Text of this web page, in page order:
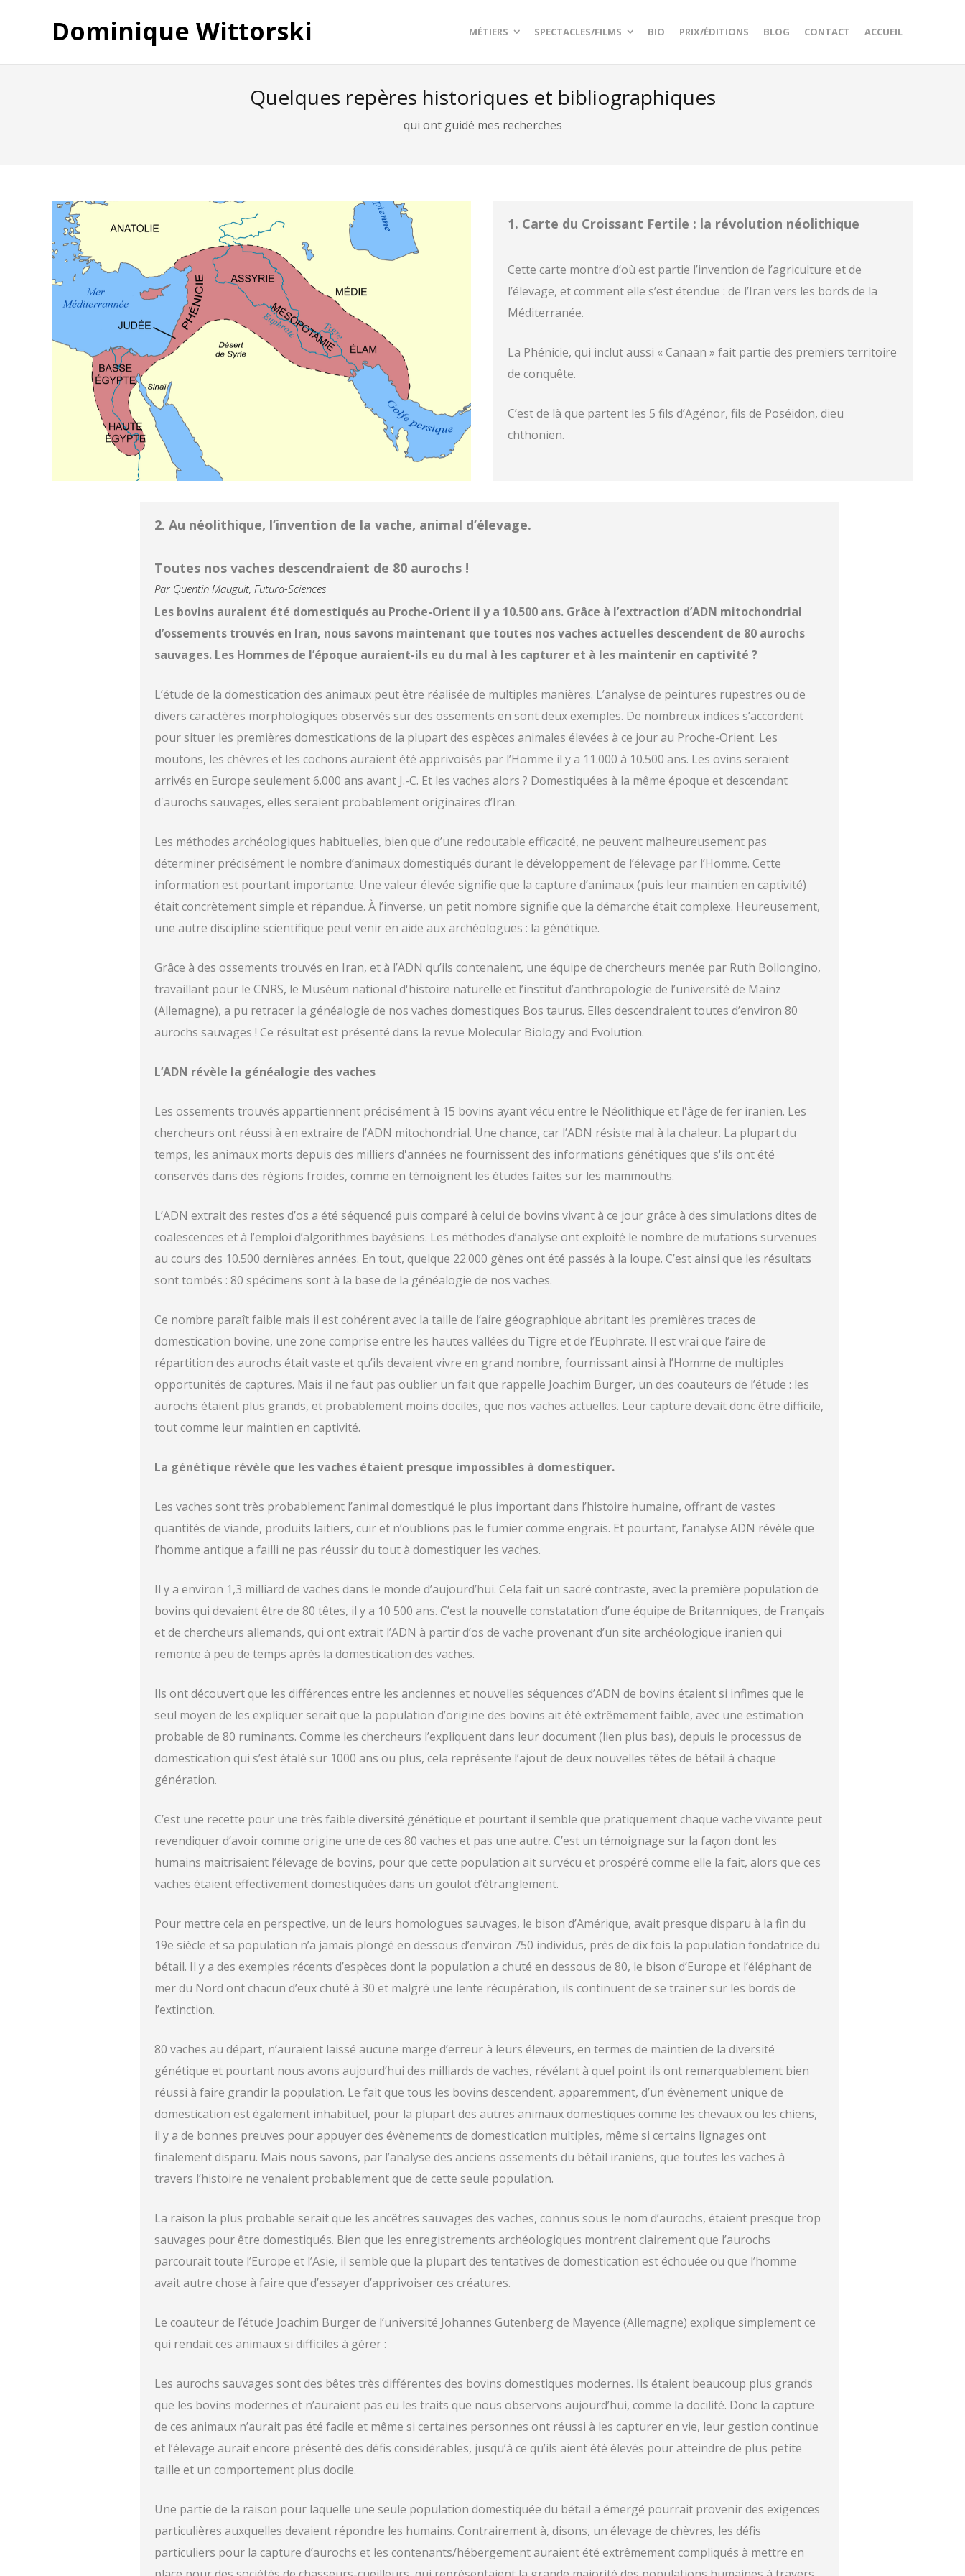
Dominique Wittorski MÉTIERS SPECTACLES/FILMS BIO PRIX/ÉDITIONS BLOG CONTACT ACCUEIL
Quelques repères historiques et bibliographiques
qui ont guidé mes recherches
1. Carte du Croissant Fertile : la révolution néolithique
Cette carte montre d’où est partie l’invention de l’agriculture et de
l’élevage, et comment elle s’est étendue : de l’Iran vers les bords de la
Méditerranée.
La Phénicie, qui inclut aussi « Canaan » fait partie des premiers territoire
de conquête.
C’est de là que partent les 5 fils d’Agénor, fils de Poséidon, dieu
chthonien.
2. Au néolithique, l’invention de la vache, animal d’élevage.
Toutes nos vaches descendraient de 80 aurochs !
Par Quentin Mauguit, Futura-Sciences
Les bovins auraient été domestiqués au Proche-Orient il y a 10.500 ans. Grâce à l’extraction d’ADN mitochondrial
d’ossements trouvés en Iran, nous savons maintenant que toutes nos vaches actuelles descendent de 80 aurochs
sauvages. Les Hommes de l’époque auraient-ils eu du mal à les capturer et à les maintenir en captivité ?
L’étude de la domestication des animaux peut être réalisée de multiples manières. L’analyse de peintures rupestres ou de
divers caractères morphologiques observés sur des ossements en sont deux exemples. De nombreux indices s’accordent
pour situer les premières domestications de la plupart des espèces animales élevées à ce jour au Proche-Orient. Les
moutons, les chèvres et les cochons auraient été apprivoisés par l’Homme il y a 11.000 à 10.500 ans. Les ovins seraient
arrivés en Europe seulement 6.000 ans avant J.-C. Et les vaches alors ? Domestiquées à la même époque et descendant
d'aurochs sauvages, elles seraient probablement originaires d’Iran.
Les méthodes archéologiques habituelles, bien que d’une redoutable efficacité, ne peuvent malheureusement pas
déterminer précisément le nombre d’animaux domestiqués durant le développement de l’élevage par l’Homme. Cette
information est pourtant importante. Une valeur élevée signifie que la capture d’animaux (puis leur maintien en captivité)
était concrètement simple et répandue. À l’inverse, un petit nombre signifie que la démarche était complexe. Heureusement,
une autre discipline scientifique peut venir en aide aux archéologues : la génétique.
Grâce à des ossements trouvés en Iran, et à l’ADN qu’ils contenaient, une équipe de chercheurs menée par Ruth Bollongino,
travaillant pour le CNRS, le Muséum national d'histoire naturelle et l’institut d’anthropologie de l’université de Mainz
(Allemagne), a pu retracer la généalogie de nos vaches domestiques Bos taurus. Elles descendraient toutes d’environ 80
aurochs sauvages ! Ce résultat est présenté dans la revue Molecular Biology and Evolution.
L’ADN révèle la généalogie des vaches
Les ossements trouvés appartiennent précisément à 15 bovins ayant vécu entre le Néolithique et l'âge de fer iranien. Les
chercheurs ont réussi à en extraire de l’ADN mitochondrial. Une chance, car l’ADN résiste mal à la chaleur. La plupart du
temps, les animaux morts depuis des milliers d'années ne fournissent des informations génétiques que s'ils ont été
conservés dans des régions froides, comme en témoignent les études faites sur les mammouths.
L’ADN extrait des restes d’os a été séquencé puis comparé à celui de bovins vivant à ce jour grâce à des simulations dites de
coalescences et à l’emploi d’algorithmes bayésiens. Les méthodes d’analyse ont exploité le nombre de mutations survenues
au cours des 10.500 dernières années. En tout, quelque 22.000 gènes ont été passés à la loupe. C’est ainsi que les résultats
sont tombés : 80 spécimens sont à la base de la généalogie de nos vaches.
Ce nombre paraît faible mais il est cohérent avec la taille de l’aire géographique abritant les premières traces de
domestication bovine, une zone comprise entre les hautes vallées du Tigre et de l’Euphrate. Il est vrai que l’aire de
répartition des aurochs était vaste et qu’ils devaient vivre en grand nombre, fournissant ainsi à l’Homme de multiples
opportunités de captures. Mais il ne faut pas oublier un fait que rappelle Joachim Burger, un des coauteurs de l’étude : les
aurochs étaient plus grands, et probablement moins dociles, que nos vaches actuelles. Leur capture devait donc être difficile,
tout comme leur maintien en captivité.
La génétique révèle que les vaches étaient presque impossibles à domestiquer.
Les vaches sont très probablement l’animal domestiqué le plus important dans l’histoire humaine, offrant de vastes
quantités de viande, produits laitiers, cuir et n’oublions pas le fumier comme engrais. Et pourtant, l’analyse ADN révèle que
l’homme antique a failli ne pas réussir du tout à domestiquer les vaches.
Il y a environ 1,3 milliard de vaches dans le monde d’aujourd’hui. Cela fait un sacré contraste, avec la première population de
bovins qui devaient être de 80 têtes, il y a 10 500 ans. C’est la nouvelle constatation d’une équipe de Britanniques, de Français
et de chercheurs allemands, qui ont extrait l’ADN à partir d’os de vache provenant d’un site archéologique iranien qui
remonte à peu de temps après la domestication des vaches.
Ils ont découvert que les différences entre les anciennes et nouvelles séquences d’ADN de bovins étaient si infimes que le
seul moyen de les expliquer serait que la population d’origine des bovins ait été extrêmement faible, avec une estimation
probable de 80 ruminants. Comme les chercheurs l’expliquent dans leur document (lien plus bas), depuis le processus de
domestication qui s’est étalé sur 1000 ans ou plus, cela représente l’ajout de deux nouvelles têtes de bétail à chaque
génération.
C’est une recette pour une très faible diversité génétique et pourtant il semble que pratiquement chaque vache vivante peut
revendiquer d’avoir comme origine une de ces 80 vaches et pas une autre. C’est un témoignage sur la façon dont les
humains maitrisaient l’élevage de bovins, pour que cette population ait survécu et prospéré comme elle la fait, alors que ces
vaches étaient effectivement domestiquées dans un goulot d’étranglement.
Pour mettre cela en perspective, un de leurs homologues sauvages, le bison d’Amérique, avait presque disparu à la fin du
19e siècle et sa population n’a jamais plongé en dessous d’environ 750 individus, près de dix fois la population fondatrice du
bétail. Il y a des exemples récents d’espèces dont la population a chuté en dessous de 80, le bison d’Europe et l’éléphant de
mer du Nord ont chacun d’eux chuté à 30 et malgré une lente récupération, ils continuent de se trainer sur les bords de
l’extinction.
80 vaches au départ, n’auraient laissé aucune marge d’erreur à leurs éleveurs, en termes de maintien de la diversité
génétique et pourtant nous avons aujourd’hui des milliards de vaches, révélant à quel point ils ont remarquablement bien
réussi à faire grandir la population. Le fait que tous les bovins descendent, apparemment, d’un évènement unique de
domestication est également inhabituel, pour la plupart des autres animaux domestiques comme les chevaux ou les chiens,
il y a de bonnes preuves pour appuyer des évènements de domestication multiples, même si certains lignages ont
finalement disparu. Mais nous savons, par l’analyse des anciens ossements du bétail iraniens, que toutes les vaches à
travers l’histoire ne venaient probablement que de cette seule population.
La raison la plus probable serait que les ancêtres sauvages des vaches, connus sous le nom d’aurochs, étaient presque trop
sauvages pour être domestiqués. Bien que les enregistrements archéologiques montrent clairement que l’aurochs
parcourait toute l’Europe et l’Asie, il semble que la plupart des tentatives de domestication est échouée ou que l’homme
avait autre chose à faire que d’essayer d’apprivoiser ces créatures.
Le coauteur de l’étude Joachim Burger de l’université Johannes Gutenberg de Mayence (Allemagne) explique simplement ce
qui rendait ces animaux si difficiles à gérer :
Les aurochs sauvages sont des bêtes très différentes des bovins domestiques modernes. Ils étaient beaucoup plus grands
que les bovins modernes et n’auraient pas eu les traits que nous observons aujourd’hui, comme la docilité. Donc la capture
de ces animaux n’aurait pas été facile et même si certaines personnes ont réussi à les capturer en vie, leur gestion continue
et l’élevage aurait encore présenté des défis considérables, jusqu’à ce qu’ils aient été élevés pour atteindre de plus petite
taille et un comportement plus docile.
Une partie de la raison pour laquelle une seule population domestiquée du bétail a émergé pourrait provenir des exigences
particulières auxquelles devaient répondre les humains. Contrairement à, disons, un élevage de chèvres, les défis
particuliers pour la capture d’aurochs et les contenants/hébergement auraient été extrêmement compliqués à mettre en